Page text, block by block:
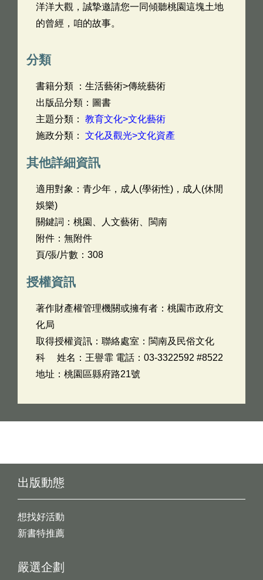
洋洋大觀，誠摯邀請您一同傾聽桃園這塊土地
的曾經，咱的故事。
分類
書籍分類 ：生活藝術>傳統藝術
出版品分類：圖書
主題分類： 教育文化>文化藝術
施政分類： 文化及觀光>文化資產
其他詳細資訊
適用對象：青少年，成人(學術性)，成人(休閒
娛樂)
關鍵詞：桃園、人文藝術、閩南
附件：無附件
頁/張/片數：308
授權資訊
著作財產權管理機關或擁有者：桃園市政府文
化局
取得授權資訊：聯絡處室：閩南及民俗文化
科 姓名：王譽霏 電話：03-3322592 #8522
地址：桃園區縣府路21號
出版動態
想找好活動
新書特推薦
嚴選企劃